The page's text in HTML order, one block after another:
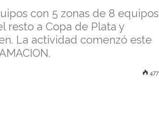
con 5 zonas de 8 equipos
resto a Copa de Plata y
La actividad comenzó este
477